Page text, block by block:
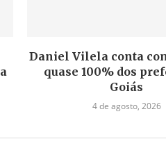
Daniel Vilela conta
quase 100% dos
Goiás
4 de agosto, 2026